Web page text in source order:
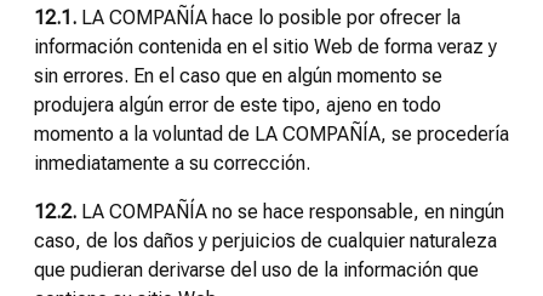
12.1. LA COMPAÑÍA hace lo posible por ofrecer la
información contenida en el sitio Web de forma veraz y
sin errores. En el caso que en algún momento se
produjera algún error de este tipo, ajeno en todo
momento a la voluntad de LA COMPAÑÍA, se procedería
inmediatamente a su corrección.
12.2. LA COMPAÑÍA no se hace responsable, en ningún
caso, de los daños y perjuicios de cualquier naturaleza
que pudieran derivarse del uso de la información que